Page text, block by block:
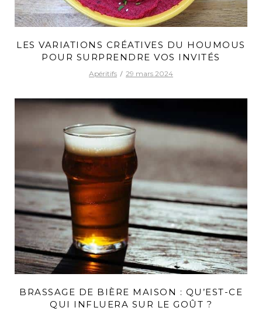
LES VARIATIONS CRÉATIVES DU HOUMOUS
POUR SURPRENDRE VOS INVITÉS
Apéritifs 29 mars 2024
BRASSAGE DE BIÈRE MAISON : QU’EST-CE
QUI INFLUERA SUR LE GOÛT ?